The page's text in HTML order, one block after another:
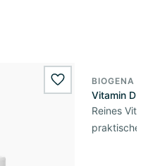
wishlist.add
BIOGENA
Vitamin D3
Reines
praktischer